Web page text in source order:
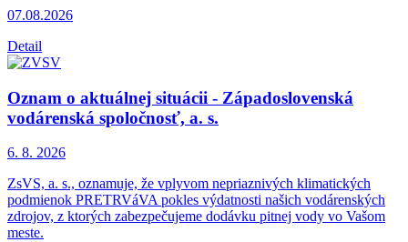
07.08.2026
Detail
Oznam o aktuálnej situácii - Západoslovenská
vodárenská spoločnosť, a. s.
6. 8. 2026
ZsVS, a. s., oznamuje, že vplyvom nepriaznivých klimatických
podmienok PRETRVáVA pokles výdatnosti našich vodárenských
zdrojov, z ktorých zabezpečujeme dodávku pitnej vody vo Vašom
meste.